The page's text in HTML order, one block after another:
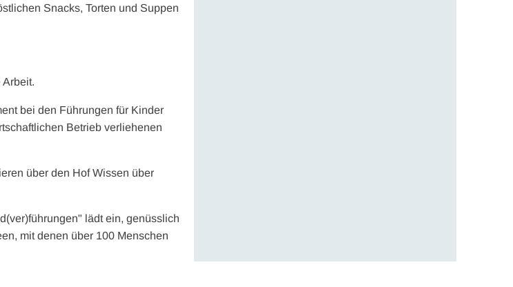
Snacks, Torten und Suppen
bei den Führungen für Kinder
Betrieb verliehenen
über den Hof Wissen über
lädt ein, genüsslich
mit denen über 100 Menschen